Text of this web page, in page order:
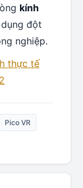
kính
đột
nghiệp.
thực tế
Pico VR